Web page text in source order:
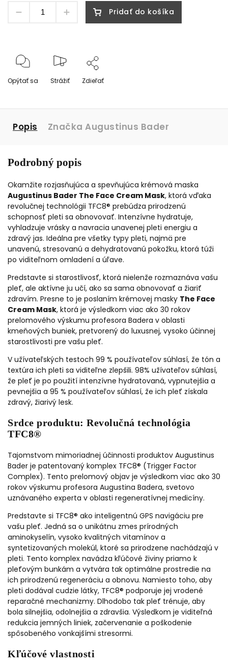
Pridať do košíka
Opýtať sa Strážiť Zdieľať
Popis Značka Augustinus Bader
Podrobný popis
Okamžite rozjasňujúca a spevňujúca krémová maska
Augustinus Bader The Face Cream Mask, ktorá vďaka
revolučnej technológii TFC8® prebúdza prirodzenú
schopnosť pleti sa obnovovať. Intenzívne hydratuje,
vyhladzuje vrásky a navracia unavenej pleti energiu a
zdravý jas. Ideálna pre všetky typy pleti, najmä pre
unavenú, stresovanú a dehydratovanú pokožku, ktorá túži
po viditeľnom omladení a úľave.
Predstavte si starostlivosť, ktorá nielenže rozmaznáva vašu
pleť, ale aktívne ju učí, ako sa sama obnovovať a žiariť
zdravím. Presne to je poslaním krémovej masky The Face
Cream Mask, ktorá je výsledkom viac ako 30 rokov
prelomového výskumu profesora Badera v oblasti
kmeňových buniek, pretvorený do luxusnej, vysoko účinnej
starostlivosti pre vašu pleť.
V užívateľských testoch 99 % používateľov súhlasí, že tón a
textúra ich pleti sa viditeľne zlepšili. 98% užívateľov súhlasí,
že pleť je po použití intenzívne hydratovaná, vypnutejšia a
pevnejšia a 95 % používateľov súhlasí, že ich pleť získala
zdravý, žiarivý lesk.
Srdce produktu: Revolučná technológia
TFC8®
Tajomstvom mimoriadnej účinnosti produktov Augustinus
Bader je patentovaný komplex TFC8® (Trigger Factor
Complex). Tento prelomový objav je výsledkom viac ako 30
rokov výskumu profesora Augustina Badera, svetovo
uznávaného experta v oblasti regeneratívnej medicíny.
Predstavte si TFC8® ako inteligentnú GPS navigáciu pre
vašu pleť. Jedná sa o unikátnu zmes prírodných
aminokyselín, vysoko kvalitných vitamínov a
syntetizovaných molekúl, ktoré sa prirodzene nachádzajú v
pleti. Tento komplex navádza kľúčové živiny priamo k
pleťovým bunkám a vytvára tak optimálne prostredie na
ich prirodzenú regeneráciu a obnovu. Namiesto toho, aby
pleti dodával cudzie látky, TFC8® podporuje jej vrodené
reparačné mechanizmy. Dlhodobo tak pleť trénuje, aby
bola silnejšia, odolnejšia a zdravšia. Výsledkom je viditeľná
redukcia jemných liniek, začervenanie a poškodenie
spôsobeného vonkajšími stresormi.
Kľúčové vlastnosti